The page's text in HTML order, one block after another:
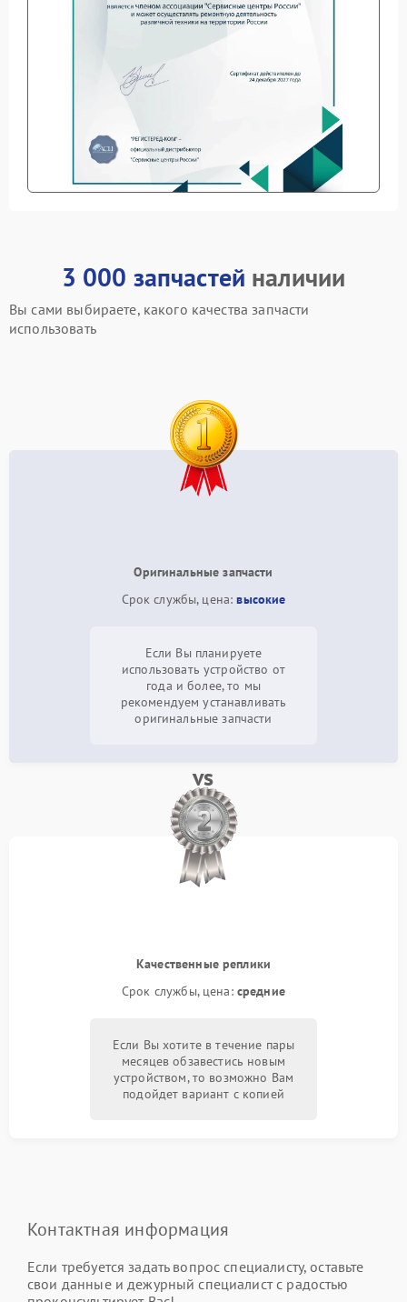
3 000 запчастей наличии
Вы сами выбираете, какого качества запчасти
использовать
Оригинальные запчасти
Срок службы, цена:высокие
Если Вы планируете
использовать устройство от
года и более, то мы
рекомендуем устанавливать
оригинальные запчасти
vs
Качественные реплики
Срок службы, цена: средние
Если Вы хотите в течение пары
месяцев обзавестись новым
устройством, то возможно Вам
подойдет вариант с копией
Контактная информация
Если требуется задать вопрос специалисту, оставьте
свои данные и дежурный специалист с радостью